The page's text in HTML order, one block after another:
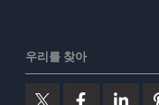
우리를 찾아